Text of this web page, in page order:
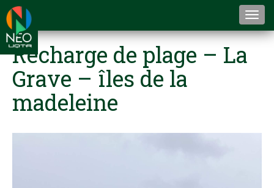
Recharge de plage – La
Grave – îles de la
madeleine